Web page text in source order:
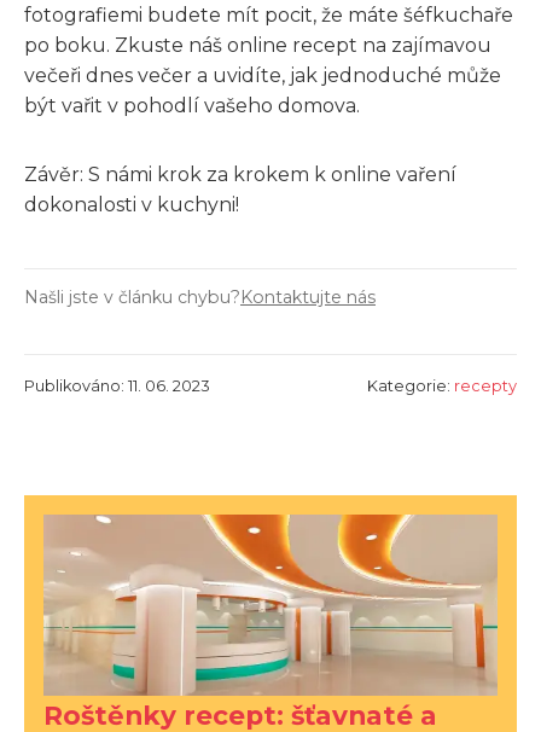
fotografiemi budete mít pocit, že máte šéfkuchaře
po boku. Zkuste náš online recept na zajímavou
večeři dnes večer a uvidíte, jak jednoduché může
být vařit v pohodlí vašeho domova.
Závěr: S námi krok za krokem k online vaření
dokonalosti v kuchyni!
Našli jste v článku chybu?Kontaktujte nás
Publikováno: 11. 06. 2023 Kategorie: recepty
Roštěnky recept: šťavnaté a